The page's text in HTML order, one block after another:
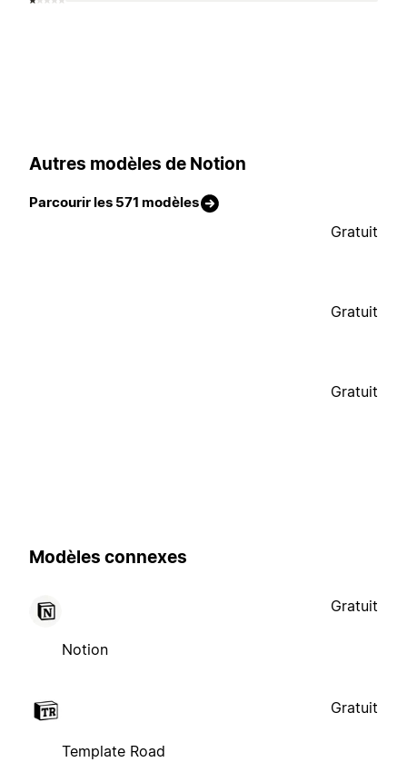
Autres modèles de Notion
Parcourir les 571 modèles
Gratuit
Gratuit
Gratuit
Modèles connexes
Notion
Gratuit
Template Road
Gratuit